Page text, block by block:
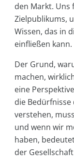
den Markt. Uns
Zielpublikums,
Wissen, das in
einfließen kann.
Der Grund,
machen,
eine
die
verstehen,
und wenn wir
haben,
der